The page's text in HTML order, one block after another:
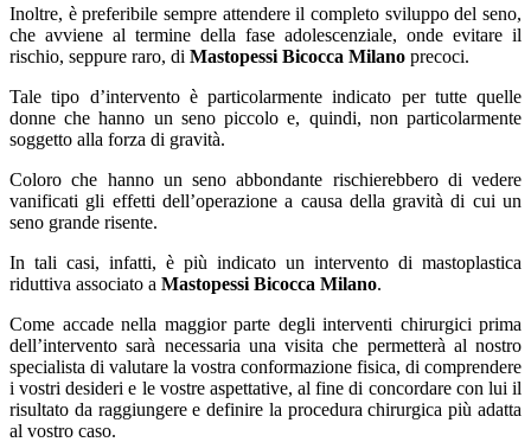
Inoltre, è preferibile sempre attendere il completo sviluppo del seno,
che avviene al termine della fase adolescenziale, onde evitare il
rischio, seppure raro, di Mastopessi Bicocca Milano precoci.
Tale tipo d’intervento è particolarmente indicato per tutte quelle
donne che hanno un seno piccolo e, quindi, non particolarmente
soggetto alla forza di gravità.
Coloro che hanno un seno abbondante rischierebbero di vedere
vanificati gli effetti dell’operazione a causa della gravità di cui un
seno grande risente.
In tali casi, infatti, è più indicato un intervento di mastoplastica
riduttiva associato a Mastopessi Bicocca Milano.
Come accade nella maggior parte degli interventi chirurgici prima
dell’intervento sarà necessaria una visita che permetterà al nostro
specialista di valutare la vostra conformazione fisica, di comprendere
i vostri desideri e le vostre aspettative, al fine di concordare con lui il
risultato da raggiungere e definire la procedura chirurgica più adatta
al vostro caso.